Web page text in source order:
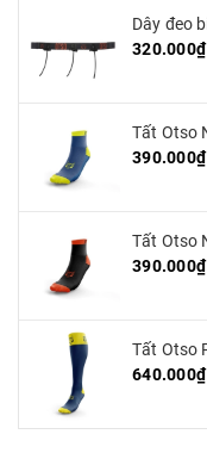
Dây đeo
320.000₫
Tất Otso
390.000₫
Tất Otso
390.000₫
640.000₫